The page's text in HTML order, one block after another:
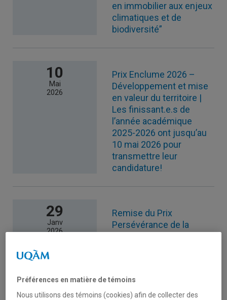
en immobilier aux enjeux
climatiques et de
biodiversité”
10
Mai
2026
Prix Enclume 2026 –
Développement et mise
en valeur du territoire |
Les finissant.e.s de
l’année académique
2025-2026 ont jusqu’au
10 mai 2026 pour
transmettre leur
candidature!
29
Janv
2026
Remise du Prix
Persévérance de la
Préférences en matière de témoins
Nous utilisons des témoins (cookies) afin de collecter des